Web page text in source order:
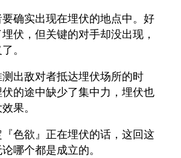
确实出现在埋伏的地点中。好
伏，但关键的对手却没出现，
。
出敌对者抵达埋伏场所的时
的途中缺少了集中力，埋伏也
果。
色欲』正在埋伏的话，这回这
哪个都是成立的。